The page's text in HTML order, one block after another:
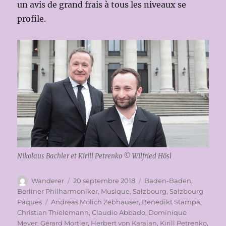
un avis de grand frais à tous les niveaux se
profile.
Nikolaus Bachler et Kirill Petrenko © Wilfried Hösl
Auteur
Wanderer
Publié
le
20 septembre 2018 Catégories
Baden-Baden,
Berliner Philharmoniker, Musique, Salzbourg, Salzbourg
Pâques
Étiquettes
Andreas Mölich Zebhauser, Benedikt Stampa,
Christian Thielemann,Claudio Abbado, Dominique
Meyer,Gérard Mortier, Herbert von Karajan, Kirill Petrenko,